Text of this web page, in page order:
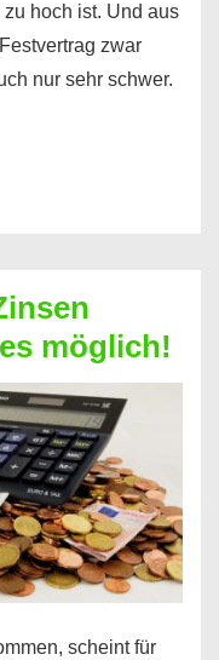
hoch ist. Und aus
zwar
nur sehr schwer.
möglich!
scheint für